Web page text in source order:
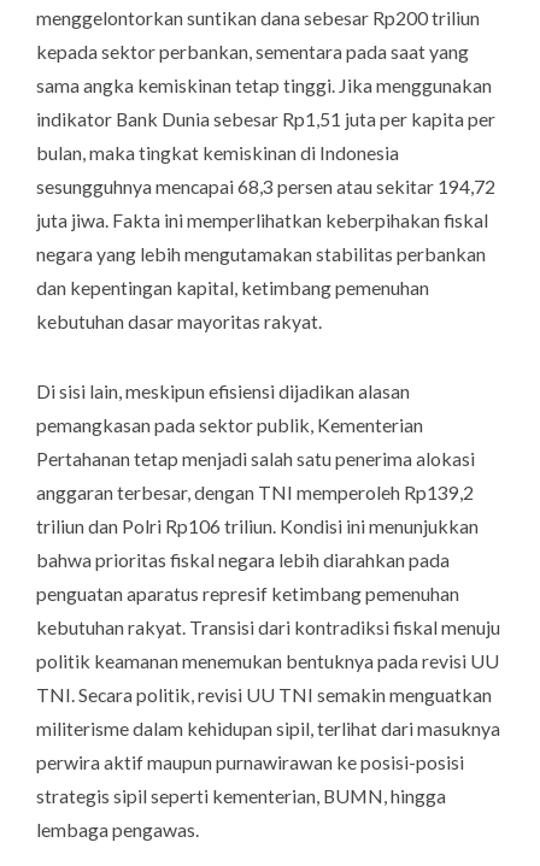
menggelontorkan suntikan dana sebesar Rp200 triliun
kepada sektor perbankan, sementara pada saat yang
sama angka kemiskinan tetap tinggi. Jika menggunakan
indikator Bank Dunia sebesar Rp1,51 juta per kapita per
bulan, maka tingkat kemiskinan di Indonesia
sesungguhnya mencapai 68,3 persen atau sekitar 194,72
juta jiwa. Fakta ini memperlihatkan keberpihakan fiskal
negara yang lebih mengutamakan stabilitas perbankan
dan kepentingan kapital, ketimbang pemenuhan
kebutuhan dasar mayoritas rakyat.
Di sisi lain, meskipun efisiensi dijadikan alasan
pemangkasan pada sektor publik, Kementerian
Pertahanan tetap menjadi salah satu penerima alokasi
anggaran terbesar, dengan TNI memperoleh Rp139,2
triliun dan Polri Rp106 triliun. Kondisi ini menunjukkan
bahwa prioritas fiskal negara lebih diarahkan pada
penguatan aparatus represif ketimbang pemenuhan
kebutuhan rakyat. Transisi dari kontradiksi fiskal menuju
politik keamanan menemukan bentuknya pada revisi UU
TNI. Secara politik, revisi UU TNI semakin menguatkan
militerisme dalam kehidupan sipil, terlihat dari masuknya
perwira aktif maupun purnawirawan ke posisi-posisi
strategis sipil seperti kementerian, BUMN, hingga
lembaga pengawas.